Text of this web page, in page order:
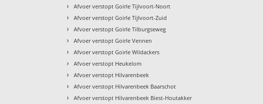
› Afvoer verstopt Goirle Tijlvoort-Noort
› Afvoer verstopt Goirle Tijlvoort-Zuid
› Afvoer verstopt Goirle Tilburgseweg
› Afvoer verstopt Goirle Vennen
› Afvoer verstopt Goirle Wildackers
› Afvoer verstopt Heukelom
› Afvoer verstopt Hilvarenbeek
› Afvoer verstopt Hilvarenbeek Baarschot
› Afvoer verstopt Hilvarenbeek Biest-Houtakker